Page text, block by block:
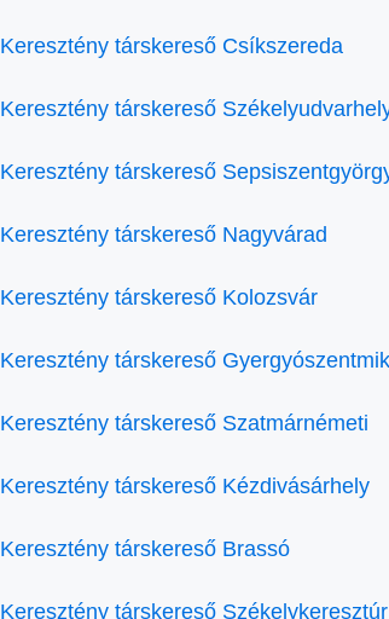
Keresztény társkereső Csíkszereda
Keresztény társkereső
Keresztény társkereső
Keresztény társkereső Nagyvárad
Keresztény társkereső Kolozsvár
Keresztény társkereső
Keresztény társkereső Szatmárnémeti
Keresztény társkereső Kézdivásárhely
Keresztény társkereső Brassó
Keresztény társkereső Székelykeresztúr